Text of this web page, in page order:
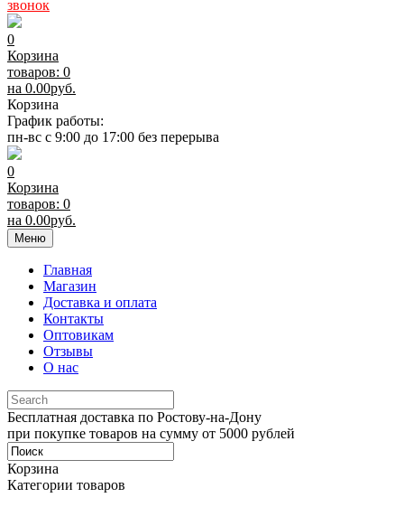
звонок
0
Корзина
товаров: 0
на 0.00руб.
Корзина
График работы:
пн-вс с 9:00 до 17:00 без перерыва
0
Корзина
товаров: 0
на 0.00руб.
Меню
Главная
Магазин
Доставка и оплата
Контакты
Оптовикам
Отзывы
О нас
Бесплатная доставка по Ростову-на-Дону
при покупке товаров на сумму от 5000 рублей
Корзина
Категории товаров